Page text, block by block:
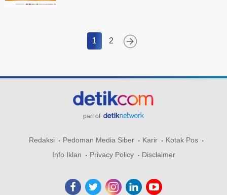
1 2
part of
Redaksi Pedoman Media Siber Karir
Kotak Pos
Info Iklan
Privacy Policy Disclaimer